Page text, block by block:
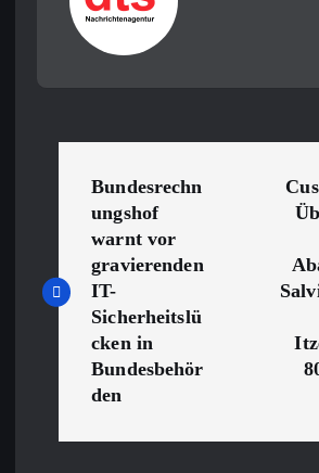
i
Bundesrechn
ungshof
warnt vor
gravierenden
IT-
Sicherheitslü
cken in
Bundesbehör
den